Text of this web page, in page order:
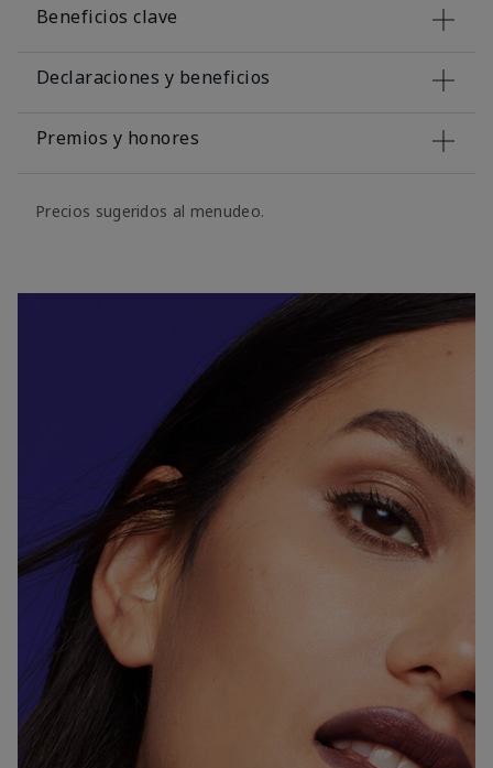
Beneficios clave
Declaraciones y beneficios
Premios y honores
Precios sugeridos al menudeo.